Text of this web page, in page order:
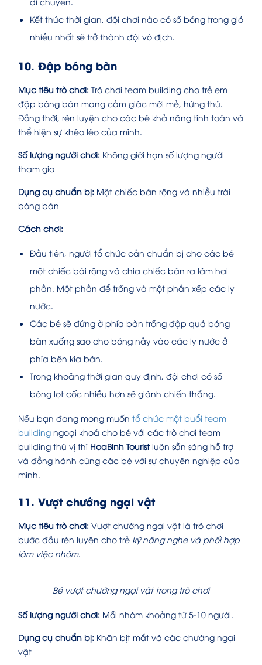
Kết thúc thời gian, đội chơi nào có số bóng trong giỏ
nhiều nhất sẽ trở thành đội vô địch.
10. Đập bóng bàn
Mục tiêu trò chơi: Trò chơi team building cho trẻ em
đập bóng bàn mang cảm giác mới mẻ, hứng thú.
Đồng thời, rèn luyện cho các bé khả năng tính toán và
thể hiện sự khéo léo của mình.
Số lượng người chơi: Không giới hạn số lượng người
tham gia
Dụng cụ chuẩn bị: Một chiếc bàn rộng và nhiều trái
bóng bàn
Cách chơi:
Đầu tiên, người tổ chức cần chuẩn bị cho các bé
một chiếc bài rộng và chia chiếc bàn ra làm hai
phần. Một phần để trống và một phần xếp các ly
nước.
Các bé sẽ đứng ở phía bàn trống đập quả bóng
bàn xuống sao cho bóng nảy vào các ly nước ở
phía bên kia bàn.
Trong khoảng thời gian quy định, đội chơi có số
bóng lọt cốc nhiều hơn sẽ giành chiến thắng.
Nếu bạn đang mong muốn tổ chức một buổi team
building ngoại khoá cho bé với các trò chơi team
building thú vị thì HoaBinh Touristluôn sẵn sàng hỗ trợ
và đồng hành cùng các bé với sự chuyên nghiệp của
mình.
11. Vượt chướng ngại vật
Mục tiêu trò chơi: Vượt chướng ngại vật là trò chơi
bước đầu rèn luyện cho trẻ kỹ năng nghe và phối hợp
làm việc nhóm.
Bé vượt chướng ngại vật trong trò chơi
Số lượng người chơi: Mỗi nhóm khoảng từ 5-10 người.
Dụng cụ chuẩn bị: Khăn bịt mắt và các chướng ngại
vật